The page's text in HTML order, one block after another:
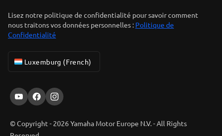
Lisez notre politique de confidentialité pour savoir comment
nous traitons vos données personnelles : Politique de
Confidentialité
Luxemburg (French)
© Copyright - 2026 Yamaha Motor Europe N.V. - All Rights